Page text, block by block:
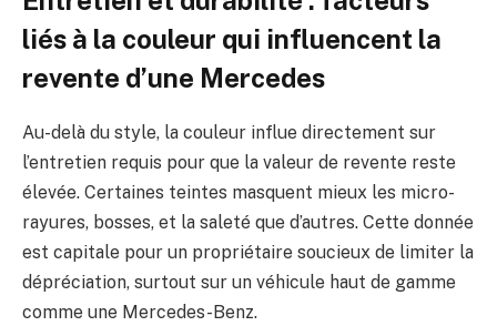
liés à la couleur qui influencent la
revente d’une Mercedes
Au-delà du style, la couleur influe directement sur
l’entretien requis pour que la valeur de revente reste
élevée. Certaines teintes masquent mieux les micro-
rayures, bosses, et la saleté que d’autres. Cette donnée
est capitale pour un propriétaire soucieux de limiter la
dépréciation, surtout sur un véhicule haut de gamme
comme une Mercedes-Benz.